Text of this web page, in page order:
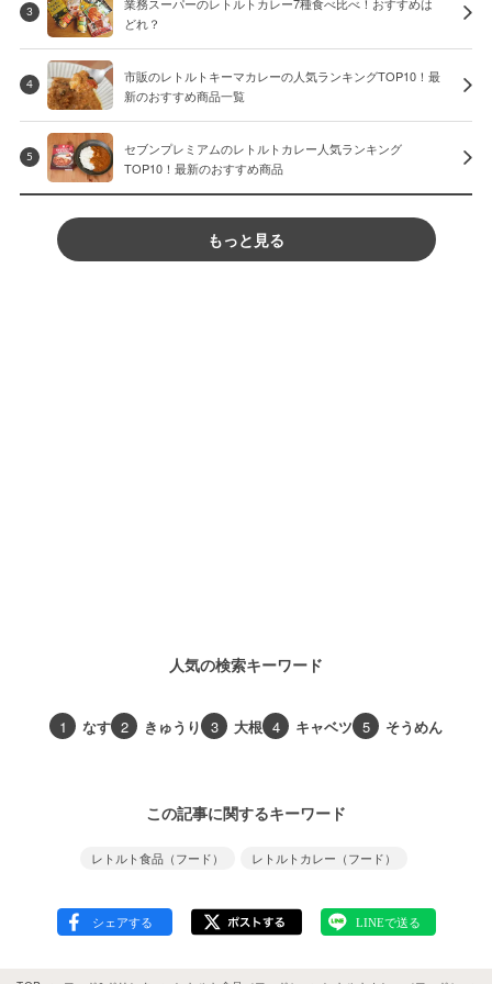
3
どれ？
4
市販のレトルトキーマカレーの人気ランキングTOP10！最
新のおすすめ商品一覧
5
セブンプレミアムのレトルトカレー人気ランキング
TOP10！最新のおすすめ商品
もっと見る
人気の検索キーワード
1 なす 2 きゅうり 3 大根 4 キャベツ 5 そうめん
この記事に関するキーワード
レトルト食品（フード） レトルトカレー（フード）